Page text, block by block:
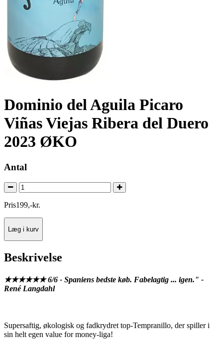
Dominio del Aguila Picaro
Viñas Viejas Ribera del Duero
2023 ØKO
Antal
Pris199,-kr.
Læg i kurv
Beskrivelse
★★★★★★ 6/6 - Spaniens bedste køb. Fabelagtig ... igen." -
René Langdahl
Supersaftig, økologisk og fadkrydret top-Tempranillo, der spiller i
sin helt egen value for money-liga!